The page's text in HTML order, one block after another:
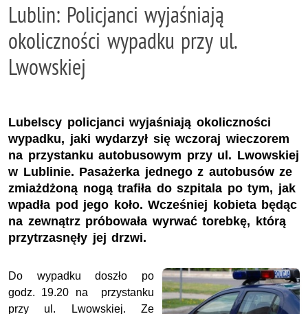
Lublin: Policjanci wyjaśniają
okoliczności wypadku przy ul.
Lwowskiej
Lubelscy policjanci wyjaśniają okoliczności
wypadku, jaki wydarzył się wczoraj wieczorem
na przystanku autobusowym przy ul. Lwowskiej
w Lublinie. Pasażerka jednego z autobusów ze
zmiażdżoną nogą trafiła do szpitala po tym, jak
wpadła pod jego koło. Wcześniej kobieta będąc
na zewnątrz próbowała wyrwać torebkę, którą
przytrzasnęły jej drzwi.
Do wypadku doszło po
godz. 19.20 na przystanku
przy ul. Lwowskiej. Ze